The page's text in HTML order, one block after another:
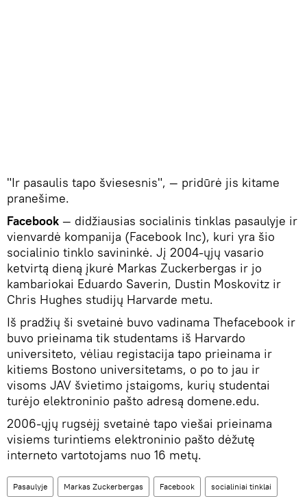
"Ir pasaulis tapo šviesesnis", — pridūrė jis kitame
pranešime.
Facebook — didžiausias socialinis tinklas pasaulyje ir
vienvardė kompanija (Facebook Inc), kuri yra šio
socialinio tinklo savininkė. Jį 2004-ųjų vasario
ketvirtą dieną įkurė Markas Zuckerbergas ir jo
kambariokai Eduardo Saverin, Dustin Moskovitz ir
Chris Hughes studijų Harvarde metu.
Iš pradžių ši svetainė buvo vadinama Thefacebook ir
buvo prieinama tik studentams iš Harvardo
universiteto, vėliau registacija tapo prieinama ir
kitiems Bostono universitetams, o po to jau ir
visoms JAV švietimo įstaigoms, kurių studentai
turėjo elektroninio pašto adresą domene.edu.
2006-ųjų rugsėjį svetainė tapo viešai prieinama
visiems turintiems elektroninio pašto dėžutę
interneto vartotojams nuo 16 metų.
Pasaulyje Markas Zuckerbergas Facebook socialiniai tinklai